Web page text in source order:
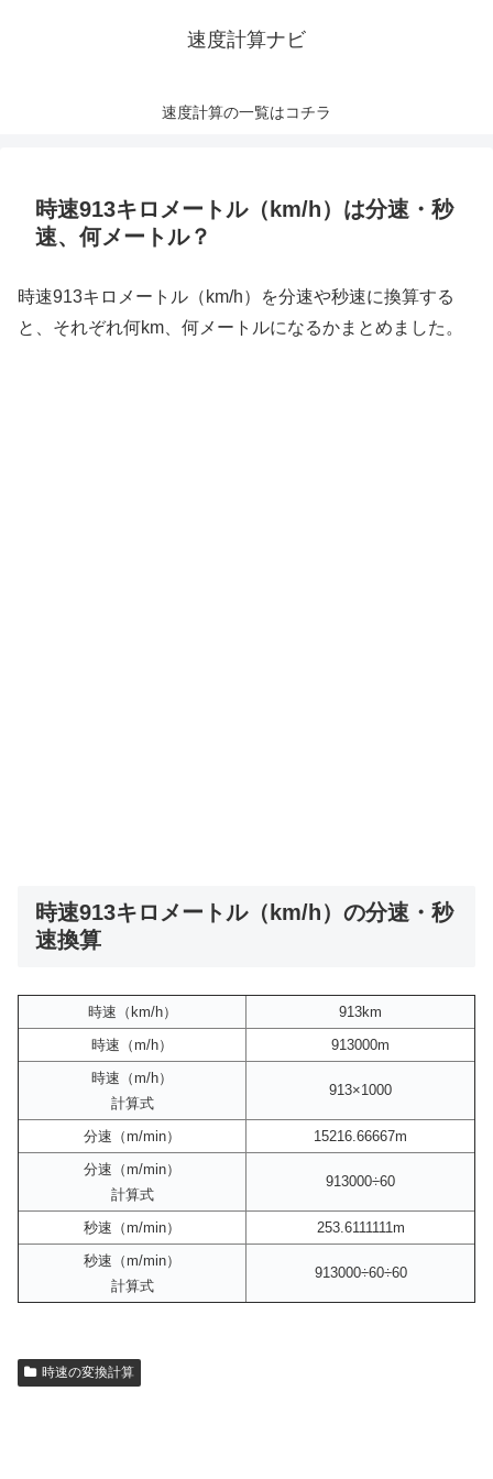
速度計算ナビ
速度計算の一覧はコチラ
時速913キロメートル（km/h）は分速・秒
速、何メートル？
時速913キロメートル（km/h）を分速や秒速に換算する
と、それぞれ何km、何メートルになるかまとめました。
時速913キロメートル（km/h）の分速・秒
速換算
時速（km/h）
913km
時速（m/h）
913000m
時速（m/h）
計算式
913×1000
分速（m/min）
15216.66667m
分速（m/min）
計算式
913000÷60
秒速（m/min）
253.6111111m
秒速（m/min）
計算式
913000÷60÷60
時速の変換計算